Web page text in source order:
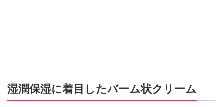
湿潤保湿に着目したバーム状クリーム